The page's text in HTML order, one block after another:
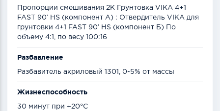
Пропорции смешивания 2К Грунтовка VIKA 4+1
FAST 90’ HS (компонент А) : Отвердитель VIKA для
грунтовки 4+1 FAST 90’ HS (компонент Б) По
объему 4:1, по весу 100:16
Разбавление
Разбавитель акриловый 1301, 0-5% от массы
Жизнеспособность
30 минут при +20°С